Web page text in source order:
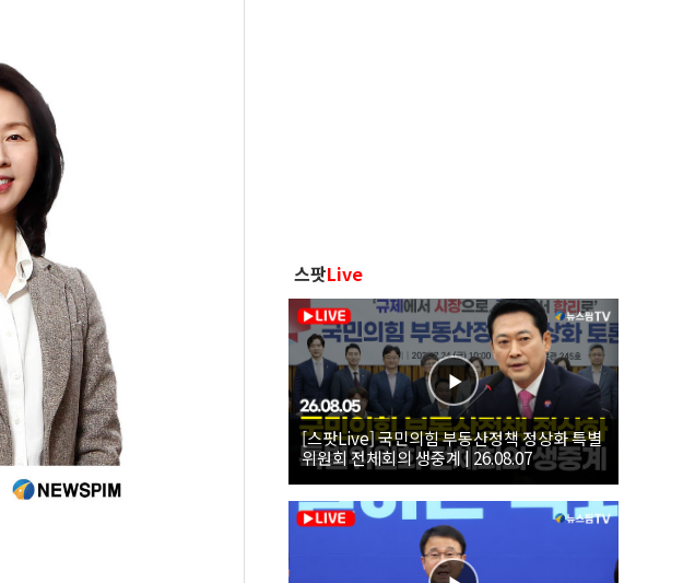
스팟Live
[스팟Live] 국민의힘 부동산정책 정상화 특별
위원회 전체회의 생중계 | 26.08.07